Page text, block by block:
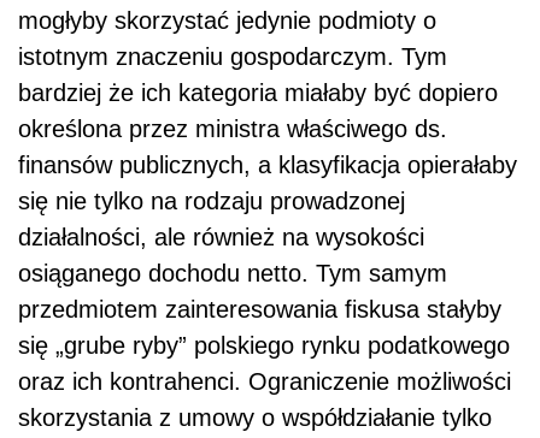
mogłyby skorzystać jedynie podmioty o
istotnym znaczeniu gospodarczym. Tym
bardziej że ich kategoria miałaby być dopiero
określona przez ministra właściwego ds.
finansów publicznych, a klasyfikacja opierałaby
się nie tylko na rodzaju prowadzonej
działalności, ale również na wysokości
osiąganego dochodu netto. Tym samym
przedmiotem zainteresowania fiskusa stałyby
się „grube ryby” polskiego rynku podatkowego
oraz ich kontrahenci. Ograniczenie możliwości
skorzystania z umowy o współdziałanie tylko